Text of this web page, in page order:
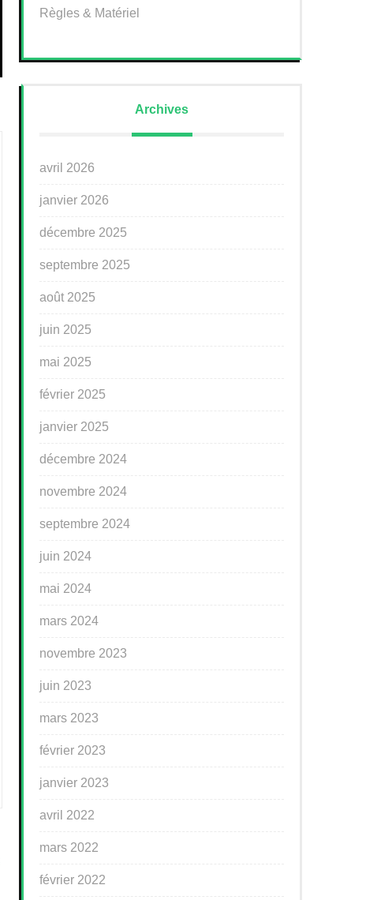
Règles & Matériel
Archives
avril 2026
janvier 2026
décembre 2025
septembre 2025
août 2025
juin 2025
mai 2025
février 2025
janvier 2025
décembre 2024
novembre 2024
septembre 2024
juin 2024
mai 2024
mars 2024
novembre 2023
juin 2023
mars 2023
février 2023
janvier 2023
avril 2022
mars 2022
février 2022